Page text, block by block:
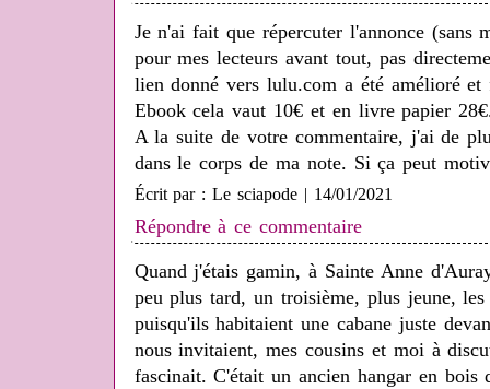
Je n'ai fait que répercuter l'annonce (sans
pour mes lecteurs avant tout, pas
lien donné vers lulu.com a été amélioré et
Ebook cela vaut 10€ et en livre papier
A la suite de votre commentaire, j'ai de
dans le corps de ma note. Si ça peut
Écrit par : Le sciapode | 14/01/2021
Répondre à ce commentaire
Quand j'étais gamin, à Sainte Anne
peu plus tard, un troisième, plus jeune,
puisqu'ils habitaient une cabane juste
nous invitaient, mes cousins et moi à
fascinait. C'était un ancien hangar en bois